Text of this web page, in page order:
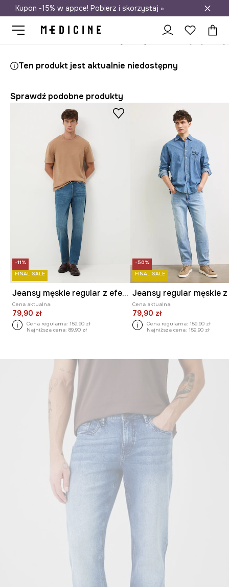
Darmowa dostawa do salonów
Kupon -15% w appce! Pobierz i skorzystaj »
Ten produkt jest aktualnie niedostępny
Sprawdź podobne produkty
-11%
FINAL SALE
Jeansy męskie regular z efektem sprania
Cena aktualna:
79,90 zł
Cena regularna: 159,90 zł
Najniższa cena: 89,90 zł
-50%
FINAL SALE
Cena aktualna:
79,90 zł
Cena regularna: 159,90 zł
Najniższa cena: 159,90 zł